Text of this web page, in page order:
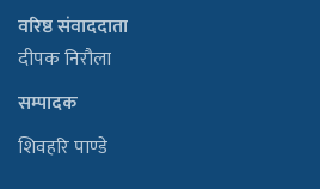
वरिष्ठ संवाददाता
दीपक निरौला
सम्पादक
शिवहरि पाण्डे